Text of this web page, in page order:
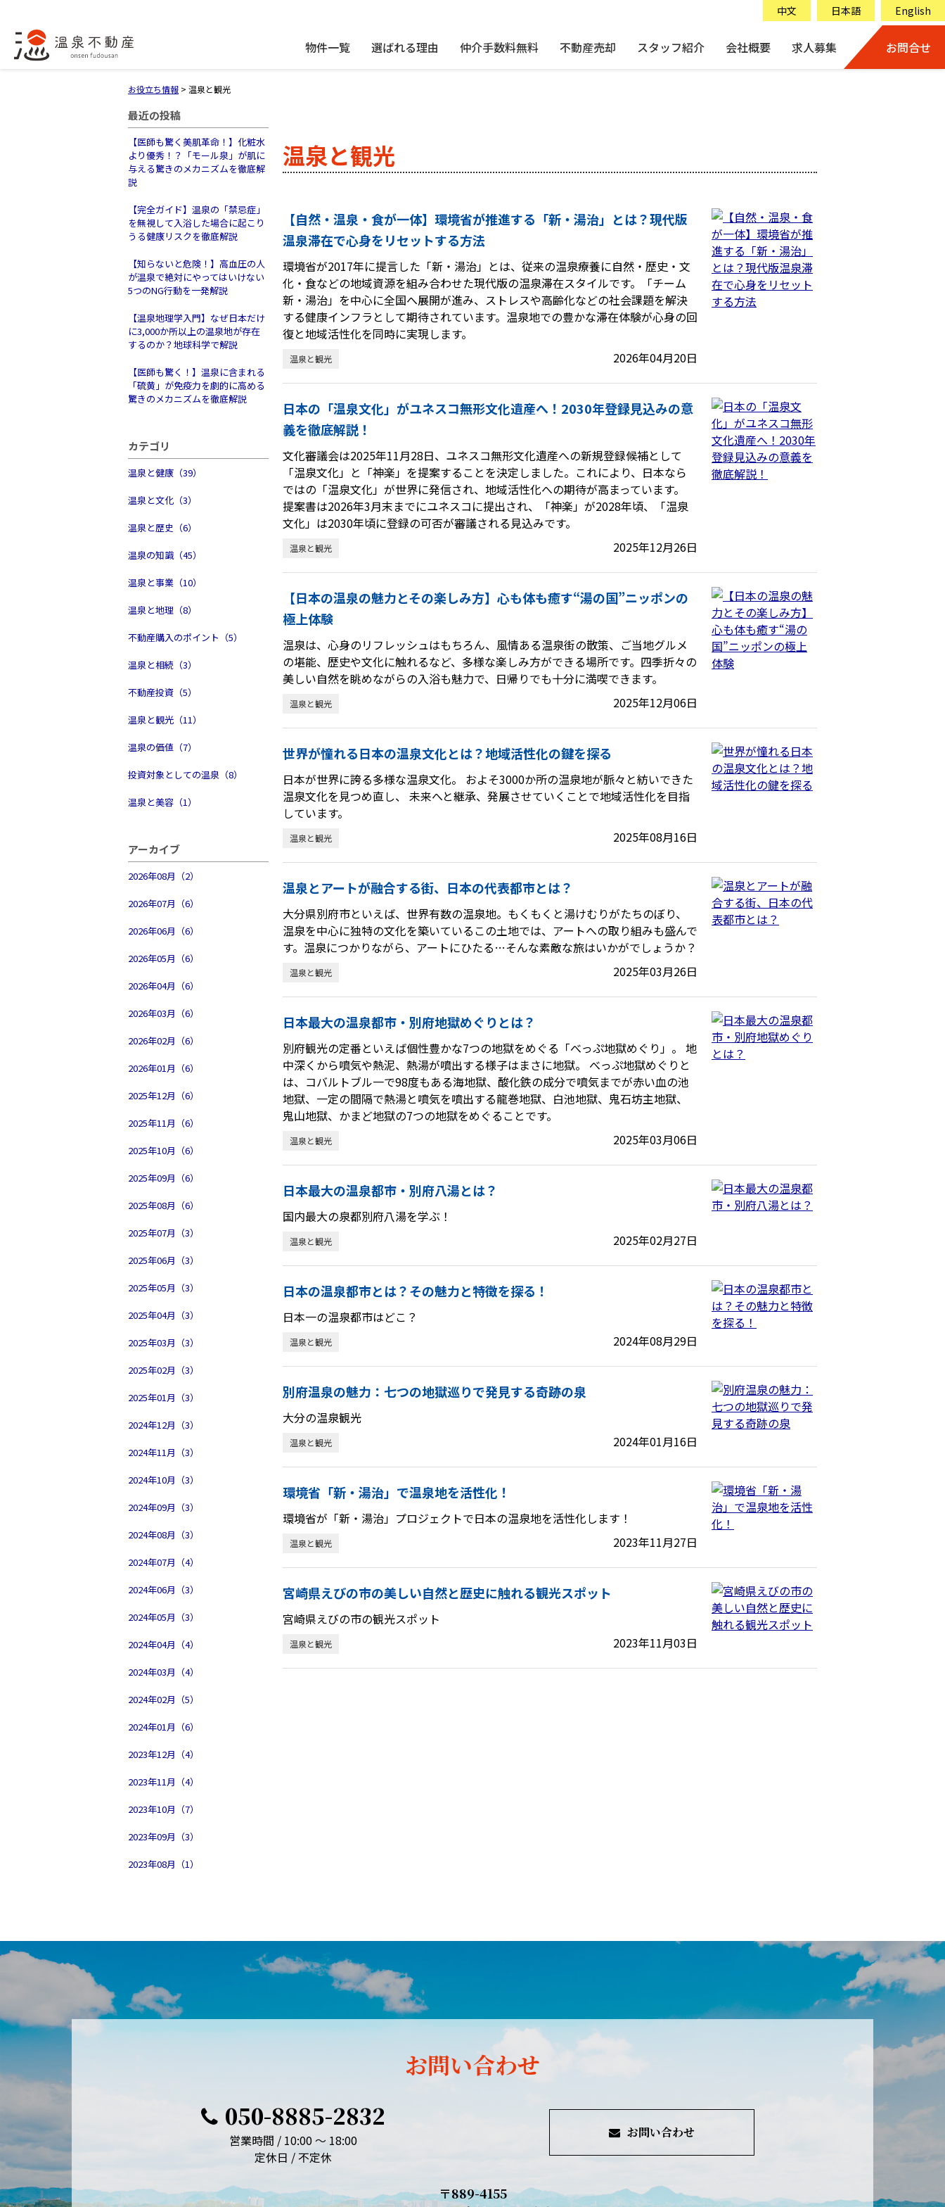
中文 日本語 English
物件一覧 選ばれる理由 仲介手数料無料 不動産売却 スタッフ紹介 会社概要 求人募集 お問合せ
お役立ち情報 > 温泉と観光
最近の投稿
【医師も驚く美肌革命！】化粧水
より優秀！？「モール泉」が肌に
与える驚きのメカニズムを徹底解
説
【完全ガイド】温泉の「禁忌症」
を無視して入浴した場合に起こり
うる健康リスクを徹底解説
【知らないと危険！】高血圧の人
が温泉で絶対にやってはいけない
5つのNG行動を一発解説
【温泉地理学入門】なぜ日本だけ
に3,000か所以上の温泉地が存在
するのか？地球科学で解説
【医師も驚く！】温泉に含まれる
「硫黄」が免疫力を劇的に高める
驚きのメカニズムを徹底解説
カテゴリ
温泉と健康（39）
温泉と文化（3）
温泉と歴史（6）
温泉の知識（45）
温泉と事業（10）
温泉と地理（8）
不動産購入のポイント（5）
温泉と相続（3）
不動産投資（5）
温泉と観光（11）
温泉の価値（7）
投資対象としての温泉（8）
温泉と美容（1）
アーカイブ
2026年08月（2）
2026年07月（6）
2026年06月（6）
2026年05月（6）
2026年04月（6）
2026年03月（6）
2026年02月（6）
2026年01月（6）
2025年12月（6）
2025年11月（6）
2025年10月（6）
2025年09月（6）
2025年08月（6）
2025年07月（3）
2025年06月（3）
2025年05月（3）
2025年04月（3）
2025年03月（3）
2025年02月（3）
2025年01月（3）
2024年12月（3）
2024年11月（3）
2024年10月（3）
2024年09月（3）
2024年08月（3）
2024年07月（4）
2024年06月（3）
2024年05月（3）
2024年04月（4）
2024年03月（4）
2024年02月（5）
2024年01月（6）
2023年12月（4）
2023年11月（4）
2023年10月（7）
2023年09月（3）
2023年08月（1）
温泉と観光
【自然・温泉・食が一体】環境省が推進する「新・湯治」とは？現代版
温泉滞在で心身をリセットする方法
環境省が2017年に提言した「新・湯治」とは、従来の温泉療養に自然・歴史・文
化・食などの地域資源を組み合わせた現代版の温泉滞在スタイルです。「チーム
新・湯治」を中心に全国へ展開が進み、ストレスや高齢化などの社会課題を解決
する健康インフラとして期待されています。温泉地での豊かな滞在体験が心身の回
復と地域活性化を同時に実現します。
温泉と観光 2026年04月20日
日本の「温泉文化」がユネスコ無形文化遺産へ！2030年登録見込みの意
義を徹底解説！
文化審議会は2025年11月28日、ユネスコ無形文化遺産への新規登録候補として
「温泉文化」と「神楽」を提案することを決定しました。これにより、日本なら
ではの「温泉文化」が世界に発信され、地域活性化への期待が高まっています。
提案書は2026年3月末までにユネスコに提出され、「神楽」が2028年頃、「温泉
文化」は2030年頃に登録の可否が審議される見込みです。
温泉と観光 2025年12月26日
【日本の温泉の魅力とその楽しみ方】心も体も癒す“湯の国”ニッポンの
極上体験
温泉は、心身のリフレッシュはもちろん、風情ある温泉街の散策、ご当地グルメ
の堪能、歴史や文化に触れるなど、多様な楽しみ方ができる場所です。四季折々の
美しい自然を眺めながらの入浴も魅力で、日帰りでも十分に満喫できます。
温泉と観光 2025年12月06日
世界が憧れる日本の温泉文化とは？地域活性化の鍵を探る
日本が世界に誇る多様な温泉文化。 およそ3000か所の温泉地が脈々と紡いできた
温泉文化を見つめ直し、 未来へと継承、発展させていくことで地域活性化を目指
しています。
温泉と観光 2025年08月16日
温泉とアートが融合する街、日本の代表都市とは？
大分県別府市といえば、世界有数の温泉地。もくもくと湯けむりがたちのぼり、
温泉を中心に独特の文化を築いているこの土地では、アートへの取り組みも盛んで
す。温泉につかりながら、アートにひたる…そんな素敵な旅はいかがでしょうか？
温泉と観光 2025年03月26日
日本最大の温泉都市・別府地獄めぐりとは？
別府観光の定番といえば個性豊かな7つの地獄をめぐる「べっぷ地獄めぐり」。 地
中深くから噴気や熱泥、熱湯が噴出する様子はまさに地獄。 べっぷ地獄めぐりと
は、コバルトブル一で98度もある海地獄、酸化鉄の成分で噴気までが赤い血の池
地獄、一定の間隔で熱湯と噴気を噴出する龍巻地獄、白池地獄、鬼石坊主地獄、
鬼山地獄、かまど地獄の7つの地獄をめぐることです。
温泉と観光 2025年03月06日
日本最大の温泉都市・別府八湯とは？
国内最大の泉都別府八湯を学ぶ！
温泉と観光 2025年02月27日
日本の温泉都市とは？その魅力と特徴を探る！
日本一の温泉都市はどこ？
温泉と観光 2024年08月29日
別府温泉の魅力：七つの地獄巡りで発見する奇跡の泉
大分の温泉観光
温泉と観光 2024年01月16日
環境省「新・湯治」で温泉地を活性化！
環境省が「新・湯治」プロジェクトで日本の温泉地を活性化します！
温泉と観光 2023年11月27日
宮崎県えびの市の美しい自然と歴史に触れる観光スポット
宮崎県えびの市の観光スポット
温泉と観光 2023年11月03日
お問い合わせ
050-8885-2832
営業時間 / 10:00 ～ 18:00
定休日 / 不定休
お問い合わせ
〒889-4155